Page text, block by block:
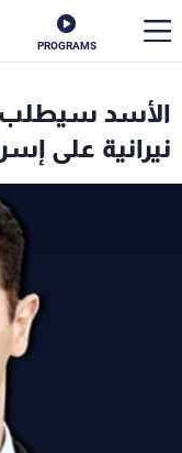
PROGRAMS
الأسد سيطلب
نيرانية على
الأخبار